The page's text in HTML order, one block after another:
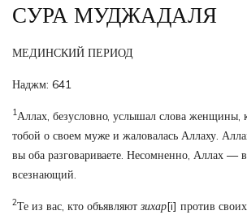
СУРА МУДЖАДАЛЯ
МЕДИНСКИЙ ПЕРИОД
Наджм: 641
1Аллах, безусловно, услышал слова женщины,
тобой о своем муже и жаловалась Аллаху.
вы оба разговариваете. Несомненно, Аллах —
всезнающий.
2Те из вас, кто объявляютзихар[i] против